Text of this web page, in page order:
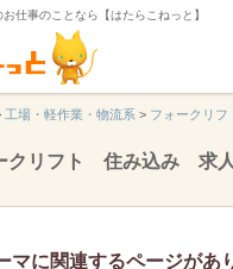
仕事のことなら【はたらこねっと】
工場・軽作業・物流系 > フォークリフ
リフト 住み込み 求
マに関連するページがあ